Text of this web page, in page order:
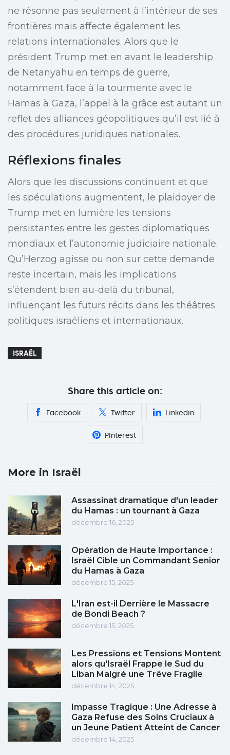
ne résonne pas seulement à l’intérieur de ses
frontières mais affecte également les
relations internationales. Alors que le
président Trump met en avant le leadership
de Netanyahu en temps de guerre,
notamment face à la tourmente avec le
Hamas à Gaza, l’appel à la grâce est autant un
reflet des alliances géopolitiques qu’il est lié à
des procédures juridiques nationales.
Réflexions finales
Alors que les discussions continuent et que
les spéculations augmentent, le plaidoyer de
Trump met en lumière les tensions
persistantes entre les gestes diplomatiques
mondiaux et l’autonomie judiciaire nationale.
Qu’Herzog agisse ou non sur cette demande
reste incertain, mais les implications
s’étendent bien au-delà du tribunal,
influençant les futurs récits dans les théâtres
politiques israéliens et internationaux.
ISRAËL
Share this article on:
Facebook Twitter Linkedin
Pinterest
More in Israël
Assassinat dramatique d'un leader
du Hamas : un tournant à Gaza
décembre 16, 2025
Opération de Haute Importance :
Israël Cible un Commandant Senior
du Hamas à Gaza
décembre 15, 2025
L'Iran est-il Derrière le Massacre
de Bondi Beach ?
décembre 15, 2025
Les Pressions et Tensions Montent
alors qu'Israël Frappe le Sud du
Liban Malgré une Trêve Fragile
décembre 14, 2025
Impasse Tragique : Une Adresse à
Gaza Refuse des Soins Cruciaux à
un Jeune Patient Atteint de Cancer
décembre 14, 2025